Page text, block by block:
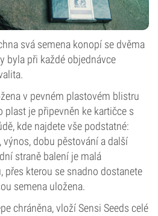
svá semena konopí se dvěma
byla při každé objednávce
v pevném plastovém blistru
plast je připevněn ke kartičce s
kde najdete vše podstatné:
dobu pěstování a další
straně balení je malá
přes kterou se snadno dostanete
semena uložena.
chráněna, vloží Sensi Seeds celé